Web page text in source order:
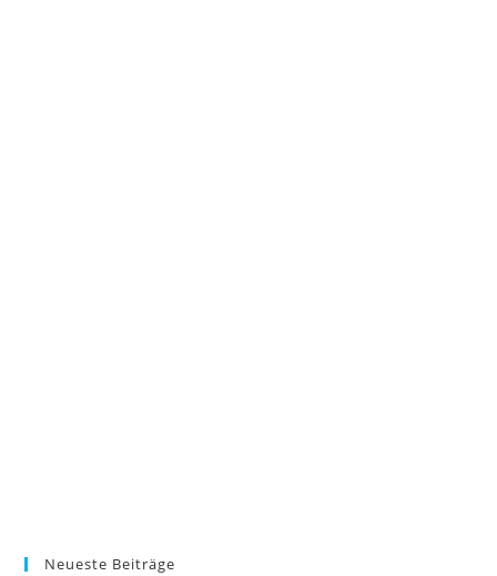
Neueste Beiträge